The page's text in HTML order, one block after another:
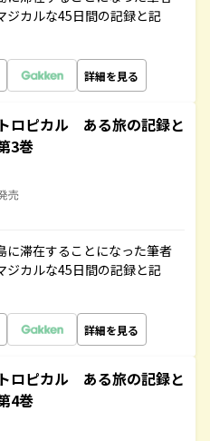
ジカルな45日間の記録と記
詳細を見る
ロピカル ある旅の記録と
3巻
売
に滞在することになった筆者
ジカルな45日間の記録と記
詳細を見る
ロピカル ある旅の記録と
4巻